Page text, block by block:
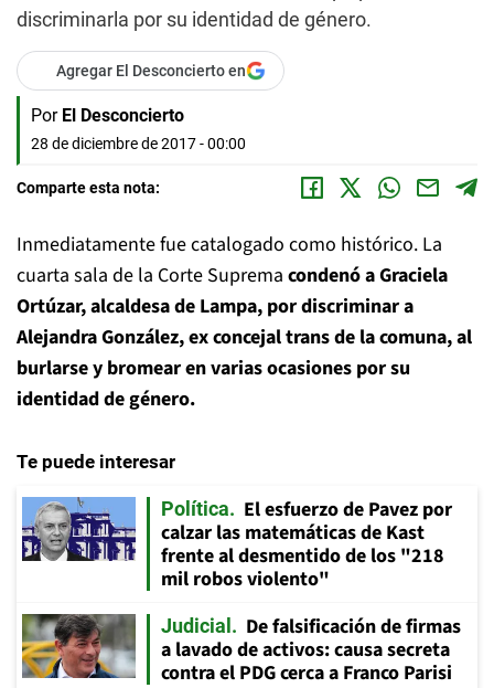
discriminarla por su identidad de género.
Agregar El Desconcierto en
Por El Desconcierto
28 de diciembre de 2017 - 00:00
Comparte esta nota:
Inmediatamente fue catalogado como histórico. La
cuarta sala de la Corte Suprema condenó a Graciela
Ortúzar, alcaldesa de Lampa, por discriminar a
Alejandra González, ex concejal trans de la comuna, al
burlarse y bromear en varias ocasiones por su
identidad de género.
Te puede interesar
Política
El esfuerzo de Pavez por
calzar las matemáticas de Kast
frente al desmentido de los "218
mil robos violento"
Judicial
De falsificación de firmas
a lavado de activos: causa secreta
contra el PDG cerca a Franco Parisi